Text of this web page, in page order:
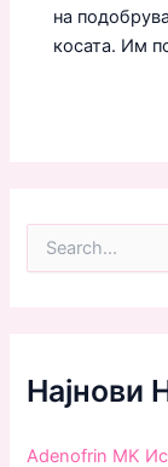
на
косата. Им
f
o
:
Најнови
Adenofrin MK